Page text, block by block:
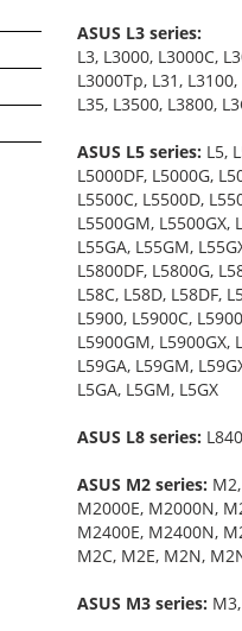
ASUS L3 series:
L3, L3000, L3000C,
L3000Tp, L31,
L35, L3500, L3800,
ASUS L5 series: L5,
L5000DF, L5000G,
L5500C, L5500D,
L5500GM, L5500GX,
L55GA, L55GM,
L5800DF, L5800G,
L58C, L58D, L58DF,
L5900, L5900C,
L5900GM, L5900GX,
L59GA, L59GM,
L5GA, L5GM, L5GX
ASUS L8 series:
ASUS M2 series:
M2000E, M2000N,
M2400E, M2400N,
M2C, M2E, M2N,
ASUS M3 series: